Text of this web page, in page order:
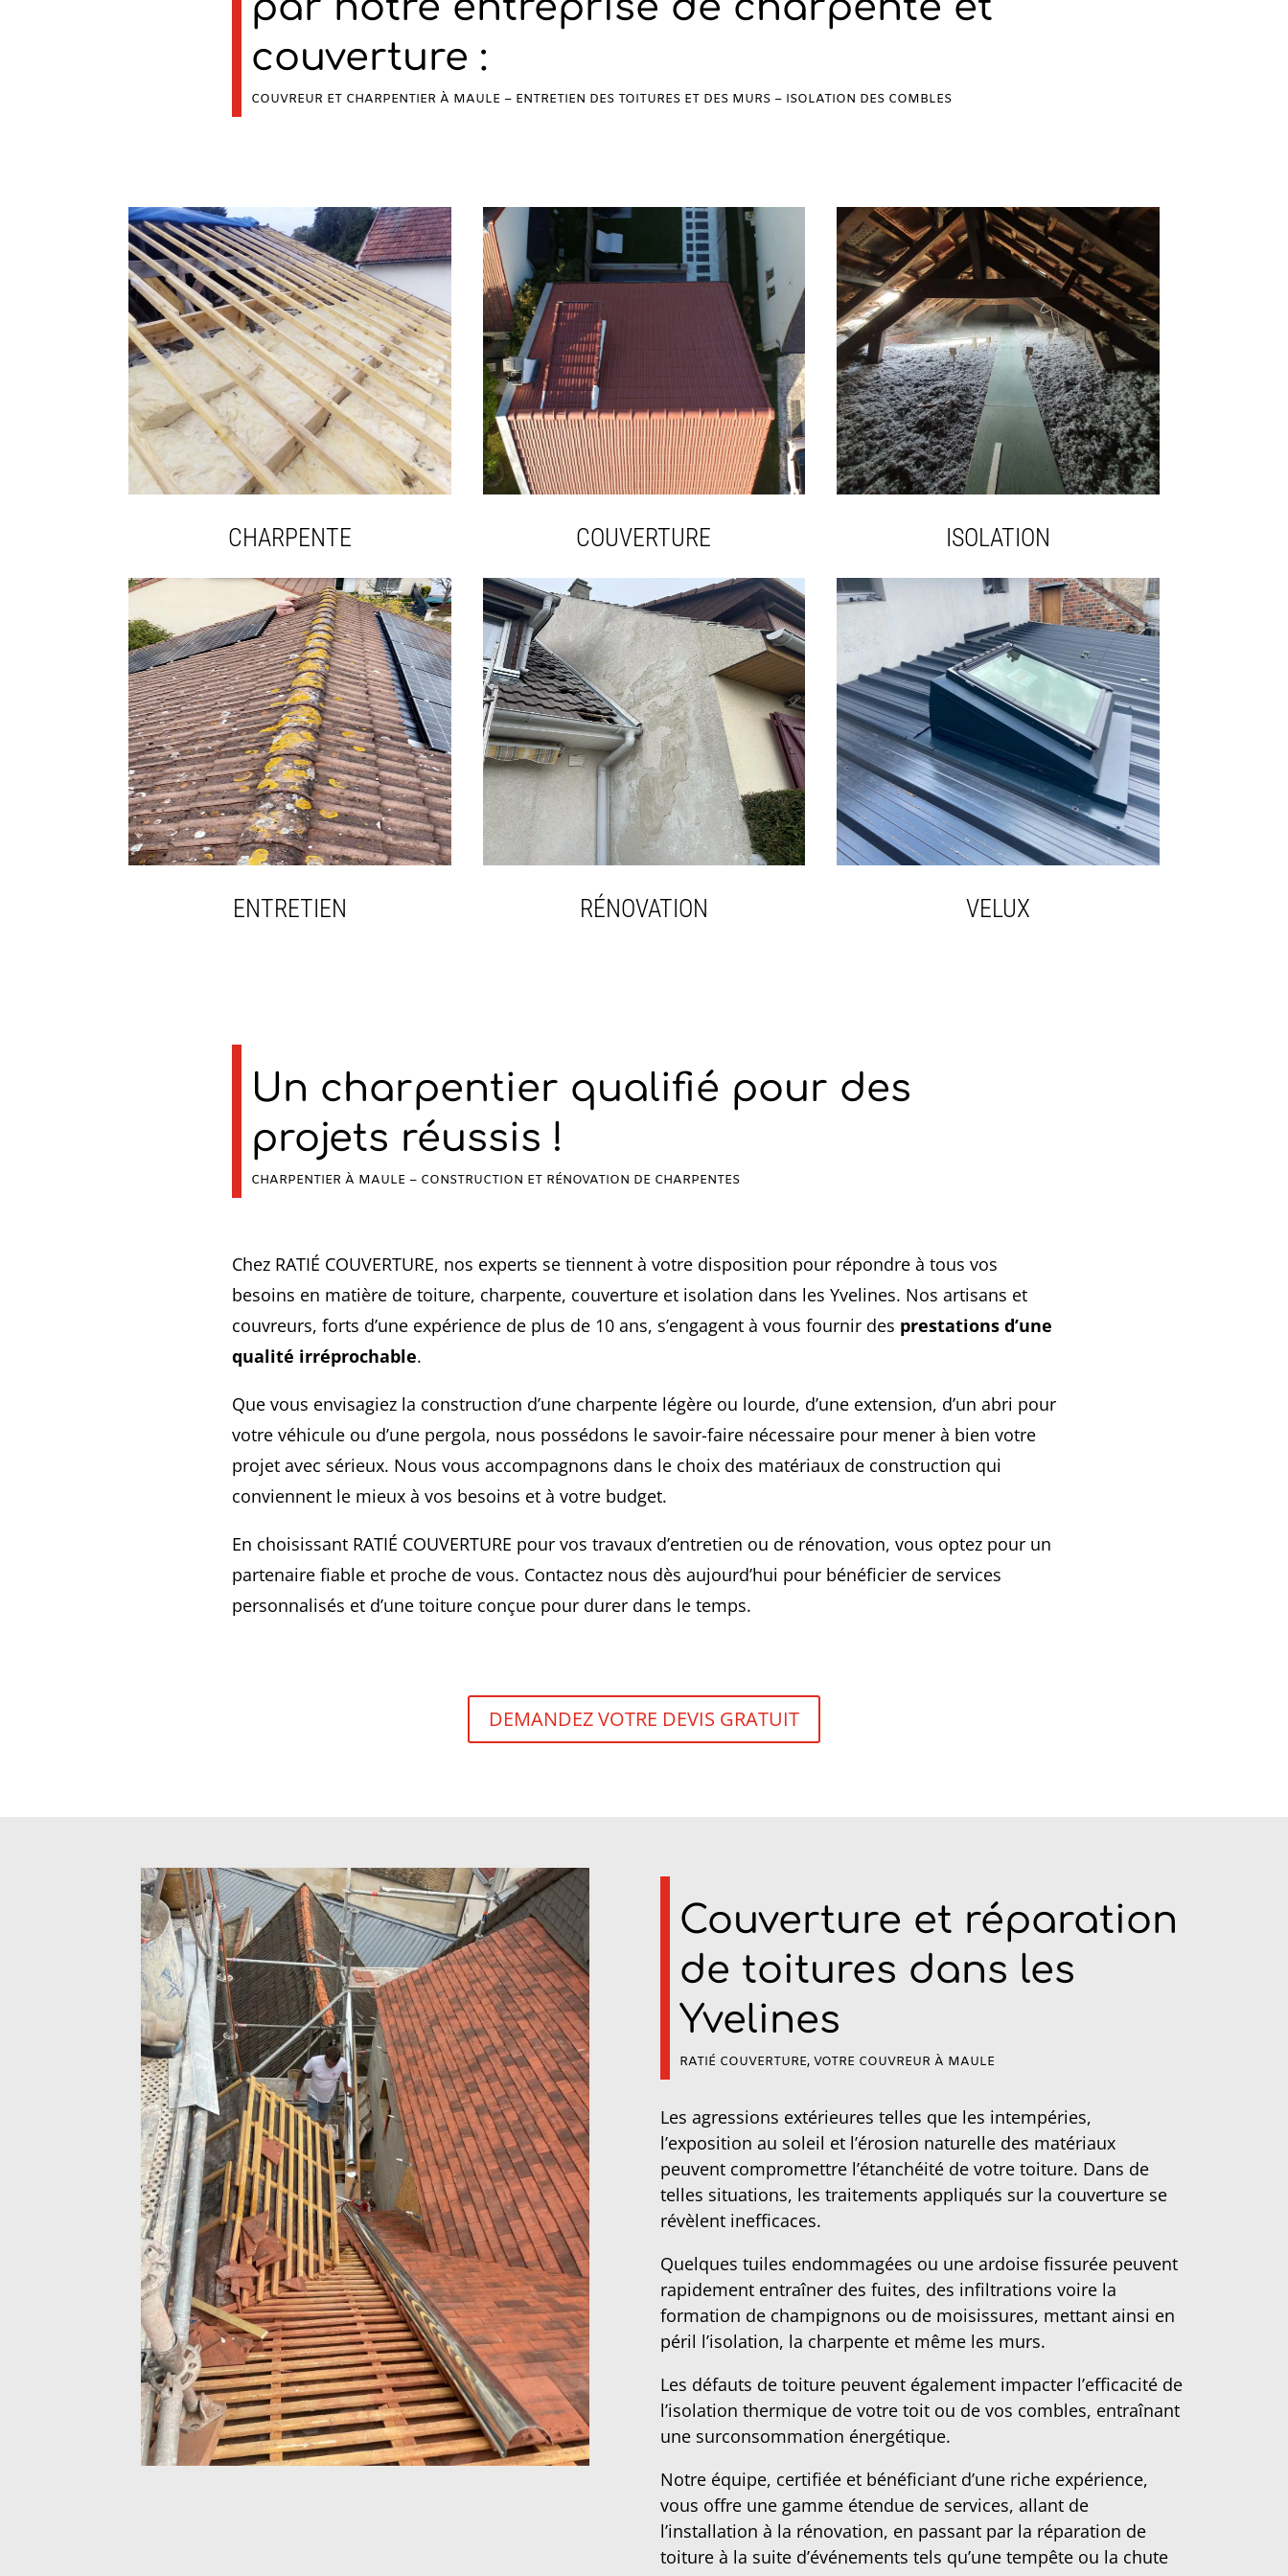
couverture :
COUVREUR ET CHARPENTIER À MAULE – ENTRETIEN DES TOITURES ET DES MURS – ISOLATION DES COMBLES
CHARPENTE COUVERTURE ISOLATION
ENTRETIEN RÉNOVATION VELUX
Un charpentier qualifié pour des
projets réussis !
CHARPENTIER À MAULE – CONSTRUCTION ET RÉNOVATION DE CHARPENTES
Chez RATIÉ COUVERTURE, nos experts se tiennent à votre disposition pour répondre à tous vos
besoins en matière de toiture, charpente, couverture et isolation dans les Yvelines. Nos artisans et
couvreurs, forts d’une expérience de plus de 10 ans, s’engagent à vous fournir des prestations d’une
qualité irréprochable.
Que vous envisagiez la construction d’une charpente légère ou lourde, d’une extension, d’un abri pour
votre véhicule ou d’une pergola, nous possédons le savoir-faire nécessaire pour mener à bien votre
projet avec sérieux. Nous vous accompagnons dans le choix des matériaux de construction qui
conviennent le mieux à vos besoins et à votre budget.
En choisissant RATIÉ COUVERTURE pour vos travaux d’entretien ou de rénovation, vous optez pour un
partenaire fiable et proche de vous. Contactez nous dès aujourd’hui pour bénéficier de services
personnalisés et d’une toiture conçue pour durer dans le temps.
DEMANDEZ VOTRE DEVIS GRATUIT
Couverture et réparation
de toitures dans les
Yvelines
RATIÉ COUVERTURE, VOTRE COUVREUR À MAULE
Les agressions extérieures telles que les intempéries,
l’exposition au soleil et l’érosion naturelle des matériaux
peuvent compromettre l’étanchéité de votre toiture. Dans de
telles situations, les traitements appliqués sur la couverture se
révèlent inefficaces.
Quelques tuiles endommagées ou une ardoise fissurée peuvent
rapidement entraîner des fuites, des infiltrations voire la
formation de champignons ou de moisissures, mettant ainsi en
péril l’isolation, la charpente et même les murs.
Les défauts de toiture peuvent également impacter l’efficacité de
l’isolation thermique de votre toit ou de vos combles, entraînant
une surconsommation énergétique.
Notre équipe, certifiée et bénéficiant d’une riche expérience,
vous offre une gamme étendue de services, allant de
l’installation à la rénovation, en passant par la réparation de
toiture à la suite d’événements tels qu’une tempête ou la chute